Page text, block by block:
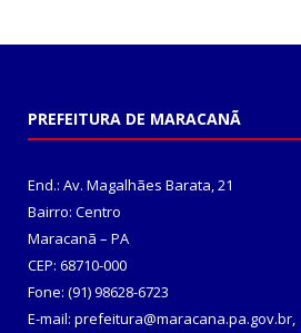
PREFEITURA DE MARACANÃ
End.: Av. Magalhães Barata, 21
Bairro: Centro
Maracanã – PA
CEP: 68710-000
Fone: (91) 98628-6723
E-mail: prefeitura@maracana.pa.gov.br,